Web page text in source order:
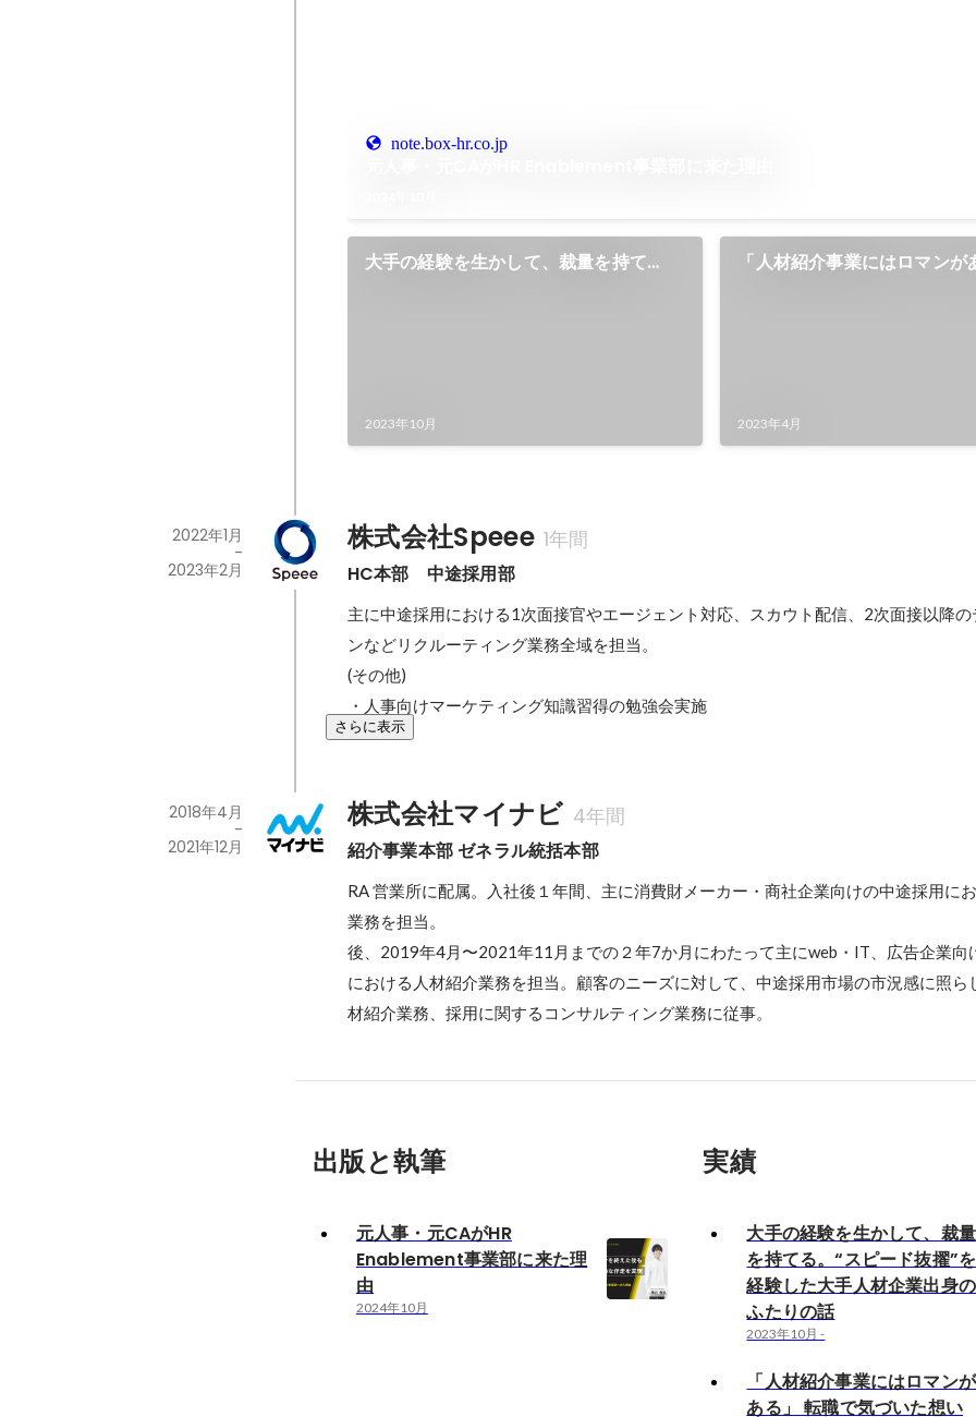
note.box-hr.co.jp
大手の経験を生かして、裁量を持て
2023年10月
「人材紹介事業にはロマンが
2023年4月
株式会社Speee 1年間
HC本部　中途採用部
2022年1月
-
2023年2月
主に中途採用における1次面接官やエージェント対応、スカウト配信、2次面接以降の
ンなどリクルーティング業務全域を担当。
(その他)
・人事向けマーケティング知識習得の勉強会実施
さらに表示
株式会社マイナビ 4年間
紹介事業本部 ゼネラル統括本部
2018年4月
-
2021年12月
RA 営業所に配属。入社後１年間、主に消費財メーカー・商社企業向けの中途採用に
業務を担当。
後、2019年4月〜2021年11月までの２年7か月にわたって主にweb・IT、広告企業向
における人材紹介業務を担当。顧客のニーズに対して、中途採用市場の市況感に照ら
材紹介業務、採用に関するコンサルティング業務に従事。
出版と執筆
元人事・元CAがHR
Enablement事業部に来た理
由
2024年10月
実績
大手の経験を生かして、裁量
を持てる。“スピード抜擢”を
経験した大手人材企業出身の
ふたりの話
2023年10月 -
「人材紹介事業にはロマンが
ある」 転職で気づいた想い